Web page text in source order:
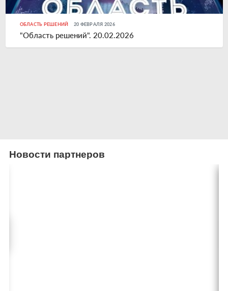
ОБЛАСТЬ РЕШЕНИЙ 20 ФЕВРАЛЯ 2026
"Область решений". 20.02.2026
Новости партнеров